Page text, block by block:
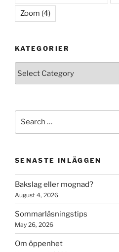
Zoom (4)
KATEGORIER
SENASTE INLÄGGEN
Bakslag eller mognad?
August 4, 2026
Sommarläsningstips
May 26, 2026
Om öppenhet